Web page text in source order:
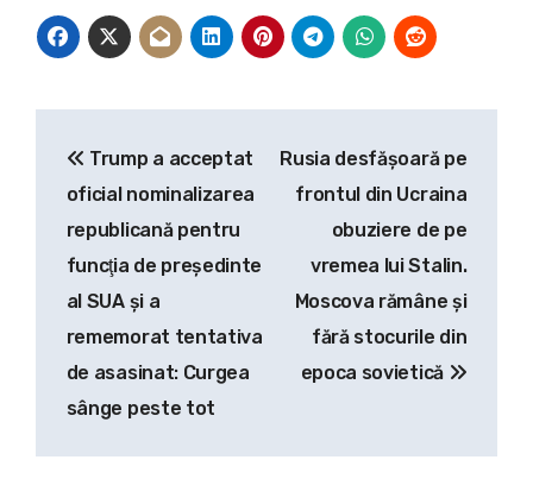
articole
Trump a acceptat
oficial nominalizarea
republicană pentru
funcţia de preşedinte
al SUA și a
rememorat tentativa
de asasinat: Curgea
sânge peste tot
Rusia desfășoară pe
frontul din Ucraina
obuziere de pe
vremea lui Stalin.
Moscova rămâne și
fără stocurile din
epoca sovietică